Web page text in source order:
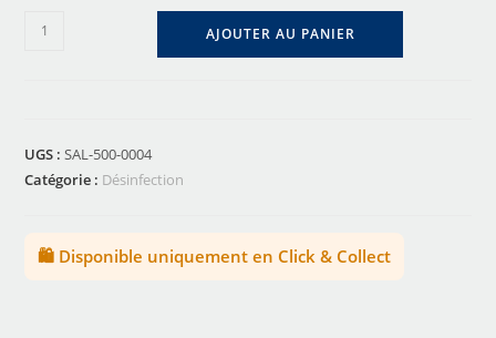
AJOUTER AU PANIER
UGS :SAL-500-0004
Catégorie : Désinfection
🛍️ Disponible uniquement en Click & Collect